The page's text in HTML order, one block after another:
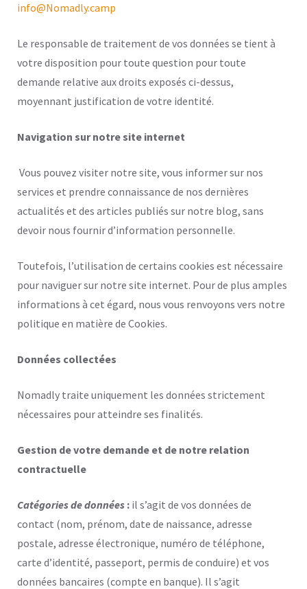
info@Nomadly.camp
Le responsable de traitement de vos données se tient à
votre disposition pour toute question pour toute
demande relative aux droits exposés ci-dessus,
moyennant justification de votre identité.
Navigation sur notre site internet
Vous pouvez visiter notre site, vous informer sur nos
services et prendre connaissance de nos dernières
actualités et des articles publiés sur notre blog, sans
devoir nous fournir d’information personnelle.
Toutefois, l’utilisation de certains cookies est nécessaire
pour naviguer sur notre site internet. Pour de plus amples
informations à cet égard, nous vous renvoyons vers notre
politique en matière de Cookies.
Données collectées
Nomadly traite uniquement les données strictement
nécessaires pour atteindre ses finalités.
Gestion de votre demande et de notre relation
contractuelle
Catégories de données : il s’agit de vos données de
contact (nom, prénom, date de naissance, adresse
postale, adresse électronique, numéro de téléphone,
carte d’identité, passeport, permis de conduire) et vos
données bancaires (compte en banque). Il s’agit